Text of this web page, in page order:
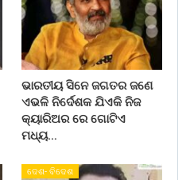
ଭାରତୀୟ ସିନେ ଜଗତର ଜଣେ
ଏଭଳି ନିର୍ଦେଶକ ଯିଏକି ନିଜ
କ୍ୟାରିଅର ରେ ଗୋଟିଏ
ମଧ୍ୟ…
ଦେଶ- ବିଦେଶ